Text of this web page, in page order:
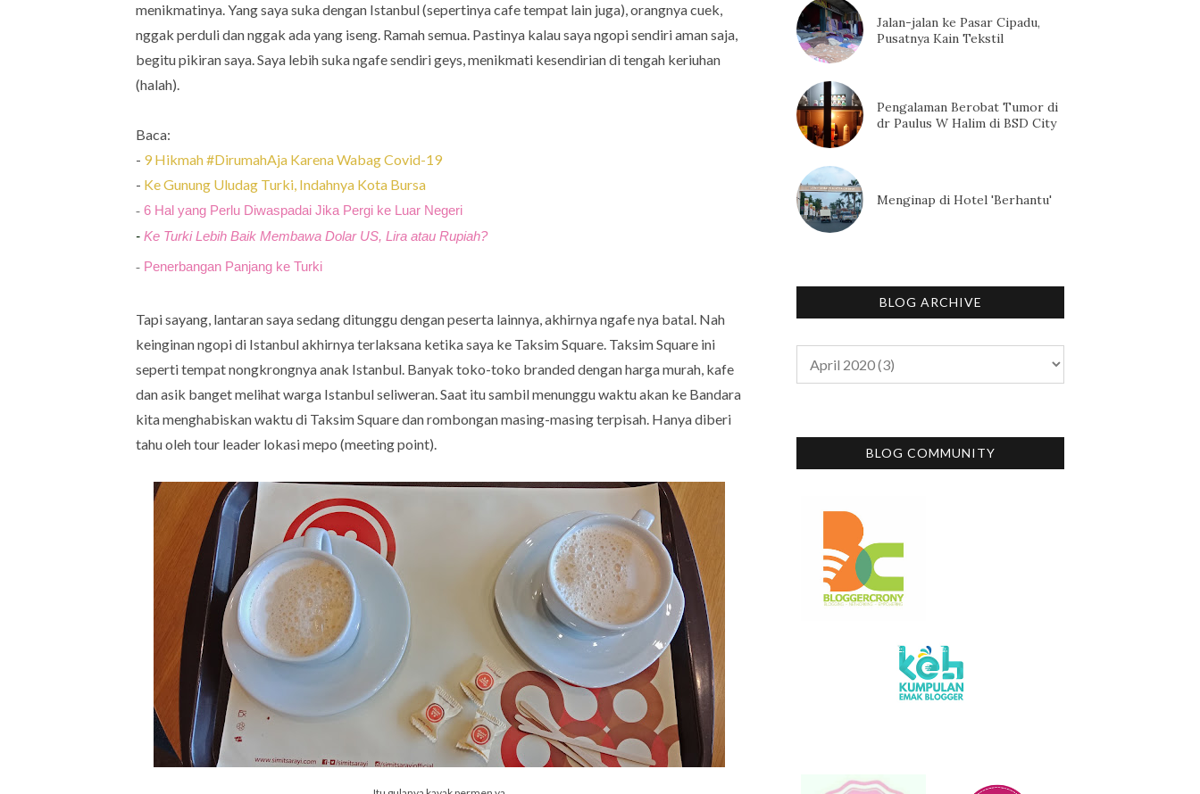
menikmatinya. Yang saya suka dengan Istanbul (sepertinya cafe tempat lain juga), orangnya cuek,
nggak perduli dan nggak ada yang iseng. Ramah semua. Pastinya kalau saya ngopi sendiri aman saja,
begitu pikiran saya. Saya lebih suka ngafe sendiri geys, menikmati kesendirian di tengah keriuhan
(halah).
Baca:
- 9 Hikmah #DirumahAja Karena Wabag Covid-19
- Ke Gunung Uludag Turki, Indahnya Kota Bursa
- 6 Hal yang Perlu Diwaspadai Jika Pergi ke Luar Negeri
- Ke Turki Lebih Baik Membawa Dolar US, Lira atau Rupiah?
- Penerbangan Panjang ke Turki
Tapi sayang, lantaran saya sedang ditunggu dengan peserta lainnya, akhirnya ngafe nya batal. Nah
keinginan ngopi di Istanbul akhirnya terlaksana ketika saya ke Taksim Square. Taksim Square ini
seperti tempat nongkrongnya anak Istanbul. Banyak toko-toko branded dengan harga murah, kafe
dan asik banget melihat warga Istanbul seliweran. Saat itu sambil menunggu waktu akan ke Bandara
kita menghabiskan waktu di Taksim Square dan rombongan masing-masing terpisah. Hanya diberi
tahu oleh tour leader lokasi mepo (meeting point).
Jalan-jalan ke Pasar Cipadu,
Pusatnya Kain Tekstil
Pengalaman Berobat Tumor di
dr Paulus W Halim di BSD City
Menginap di Hotel 'Berhantu'
BLOG ARCHIVE
BLOG COMMUNITY